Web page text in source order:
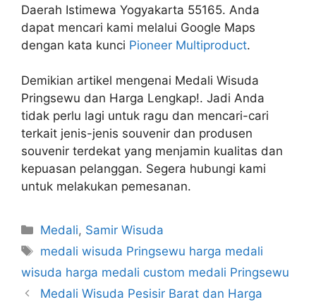
Daerah Istimewa Yogyakarta 55165. Anda
dapat mencari kami melalui Google Maps
dengan kata kunci Pioneer Multiproduct.
Demikian artikel mengenai Medali Wisuda
Pringsewu dan Harga Lengkap!. Jadi Anda
tidak perlu lagi untuk ragu dan mencari-cari
terkait jenis-jenis souvenir dan produsen
souvenir terdekat yang menjamin kualitas dan
kepuasan pelanggan. Segera hubungi kami
untuk melakukan pemesanan.
Kategori
Medali, Samir Wisuda
Tag
medali wisuda Pringsewu harga medali
wisuda harga medali custom medali Pringsewu
Medali Wisuda Pesisir Barat dan Harga